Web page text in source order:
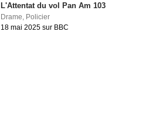
L'Attentat du vol Pan Am 103
Drame Policier
18 mai 2025 sur BBC